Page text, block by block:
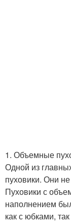
1. Объемные
Одной из
пуховики. Они
Пуховики с
наполнением
как с юбками,